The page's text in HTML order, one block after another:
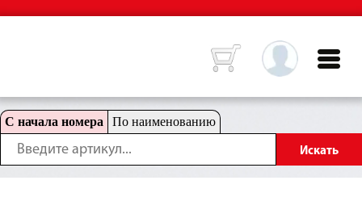
С начала номера По наименованию